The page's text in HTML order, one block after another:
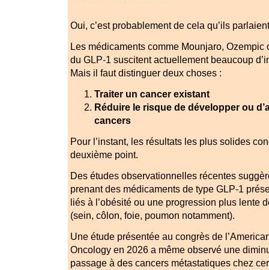
Oui, c’est probablement de cela qu’ils
Les médicaments comme Mounjaro, Ozempic
du GLP-1 suscitent actuellement beaucoup
Mais il faut distinguer deux choses :
Traiter un cancer existant
Réduire le risque de développer ou
cancers
Pour l’instant, les résultats les plus solides
deuxième point.
Des études observationnelles récentes
prenant des médicaments de type GLP-1
liés à l’obésité ou une progression plus lente
(sein, côlon, foie, poumon notamment).
Une étude présentée au congrès de l’
Oncology en 2026 a même observé une
passage à des cancers métastatiques chez